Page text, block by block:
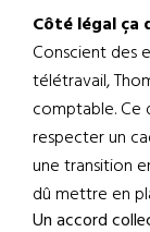
Côté légal ça
Conscient des
télétravail,
comptable. Ce
respecter un
une transition
dû mettre en
Un accord